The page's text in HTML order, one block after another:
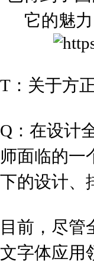
它的魅
T：关于方
Q： 在设计
师面临的一
下的设计、
目前，尽管
文字体应用